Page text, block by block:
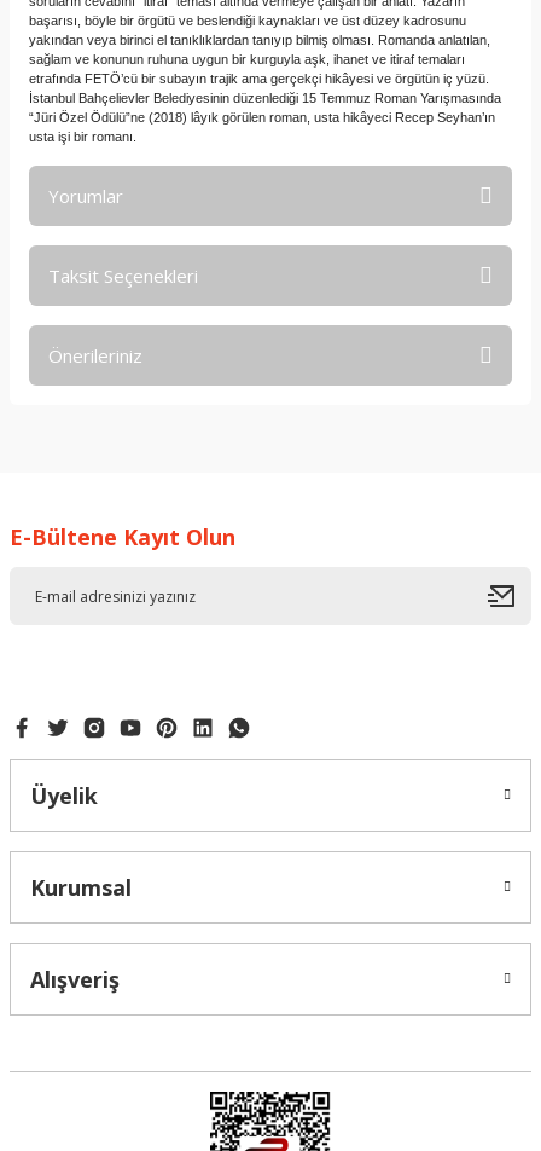
başarısı, böyle bir örgütü ve beslendiği kaynakları ve üst düzey kadrosunu
yakından veya birinci el tanıklıklardan tanıyıp bilmiş olması. Romanda anlatılan,
sağlam ve konunun ruhuna uygun bir kurguyla aşk, ihanet ve itiraf temaları
etrafında FETÖ’cü bir subayın trajik ama gerçekçi hikâyesi ve örgütün iç yüzü.
İstanbul Bahçelievler Belediyesinin düzenlediği 15 Temmuz Roman Yarışmasında
“Jüri Özel Ödülü”ne (2018) lâyık görülen roman, usta hikâyeci Recep Seyhan’ın
usta işi bir romanı.
Yorumlar
Taksit Seçenekleri
Önerileriniz
Ürün resmi kalitesiz, bozuk veya görüntülenemiyor.
E-Bültene Kayıt Olun
Üyelik
Kurumsal
Alışveriş